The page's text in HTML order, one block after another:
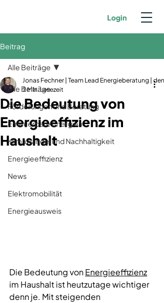
Login
Beitrag
Alle Beiträge
Förderungen und Beratung
Erneuerbare Energien
Klimawandel und Nachhaltigkeit
Energieeffizienz
News
Elektromobilität
Energieausweis
Alle Beiträge
Die Bedeutung von
Energieeffizienz im
Haushalt
Jonas Fechner | Team Lead Energieberatung |
2 Min. Lesezeit
Die Bedeutung von Energieeffizienz
im Haushalt ist heutzutage wichtiger
denn je. Mit steigenden